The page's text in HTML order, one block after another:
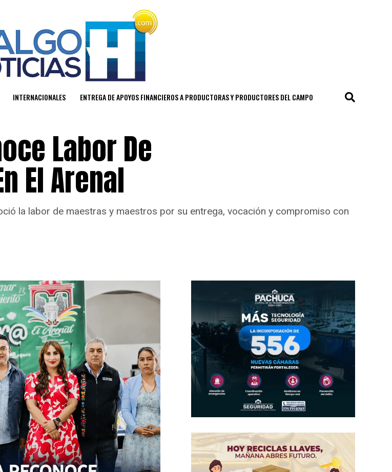
INTERNACIONALES ENTREGA DE APOYOS FINANCIEROS A PRODUCTORAS Y PRODUCTORES DEL CAMPO
Labor De
El Arenal
la labor de maestras y maestros por su entrega, vocación y compromiso con